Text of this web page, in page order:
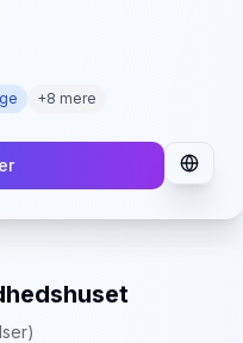
+8 mere